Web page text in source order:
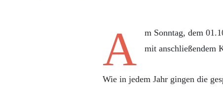
A
m Sonntag, dem
mit anschließendem
Wie in jedem Jahr gingen die